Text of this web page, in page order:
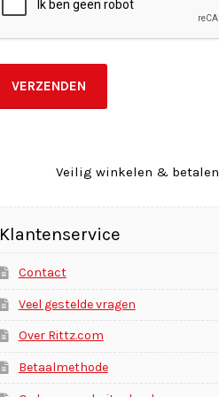
Veilig winkelen & betalen
Klantenservice
Contact
Veel gestelde vragen
Over Rittz.com
Betaalmethode